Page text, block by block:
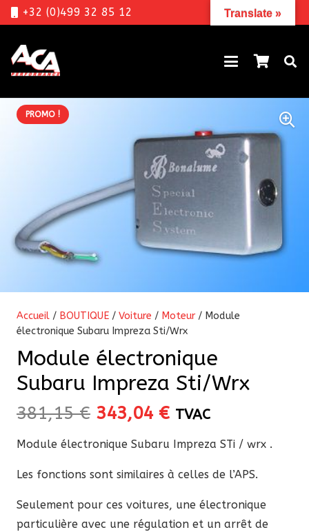
+32 (0)499 32 85 12
PROMO !
Accueil / BOUTIQUE / Voiture / Moteur / Module
électronique Subaru Impreza Sti/Wrx
Module électronique
Subaru Impreza Sti/Wrx
381,15€ Le
initial
était :
343,04 €Le
actuel
est :
TVAC
Module électronique Subaru Impreza STi / wrx .
Les fonctions sont similaires à celles de l’APS.
Seulement pour ces voitures, une électronique
particulière avec une régulation et un arrêt de
Translate »